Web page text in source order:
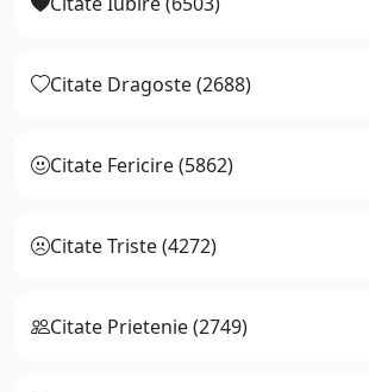
Citate Dragoste (2688)
Citate Fericire (5862)
Citate Triste (4272)
Citate Prietenie (2749)